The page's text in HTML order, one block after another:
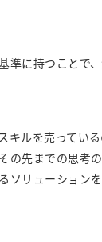
準に持つことで
キルを売ってい
の先までの思考
ソリューション